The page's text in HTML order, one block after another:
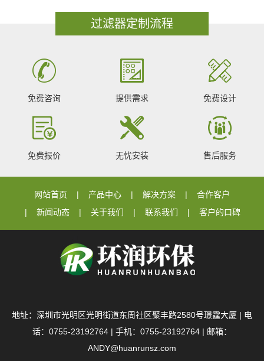
过滤器定制流程
免费咨询 提供需求 免费设计
免费报价 无忧安装 售后服务
网站首页 产品中心 解决方案
合作客户
新闻动态
关于我们 联系我们 客户的口碑
地址：深圳市光明区光明街道东周社区聚丰路2580号璟霆大厦 | 电
话：0755-23192764 | 手机：0755-23192764 | 邮箱：
ANDY@huanrunsz.com